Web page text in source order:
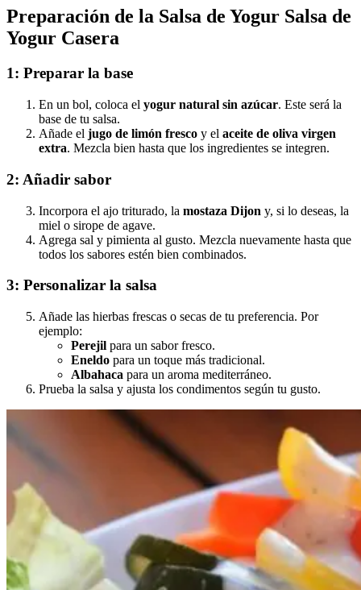
Preparación de la Salsa de Yogur Salsa de
Yogur Casera
1: Preparar la base
En un bol, coloca el yogur natural sin azúcar. Este será la
base de tu salsa.
Añade el jugo de limón fresco y el aceite de oliva virgen
extra. Mezcla bien hasta que los ingredientes se integren.
2: Añadir sabor
Incorpora el ajo triturado, la mostaza Dijon y, si lo deseas, la
miel o sirope de agave.
Agrega sal y pimienta al gusto. Mezcla nuevamente hasta que
todos los sabores estén bien combinados.
3: Personalizar la salsa
Añade las hierbas frescas o secas de tu preferencia. Por
ejemplo:
Perejil para un sabor fresco.
Eneldo para un toque más tradicional.
Albahaca para un aroma mediterráneo.
Prueba la salsa y ajusta los condimentos según tu gusto.